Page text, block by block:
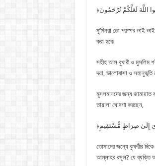
মু’মিনরা তো পরস্পর ভাই
করা হবে৷
সহীহ আল বুখারী ও মুসলিম
দয়া, ভালোবাসা ও
মুসলমানদের জন্য জামায়াত
তায়ালা ঘোষণা করছেন,
তোমাদের জন্যে কুফরীর
আল্লাহর রসূল? যে ব্যক্তি